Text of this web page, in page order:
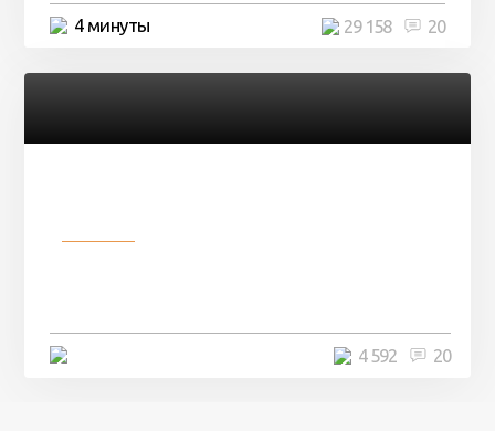
4 минуты 20
29 158
20
4 592